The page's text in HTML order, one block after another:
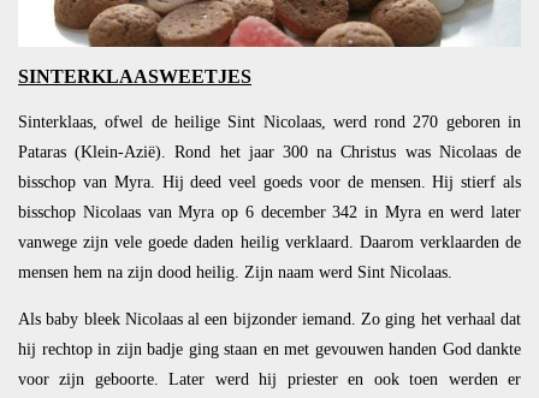
SINTERKLAASWEETJES
Sinterklaas, ofwel de heilige Sint Nicolaas, werd rond 270 geboren in
Pataras (Klein-Azië). Rond het jaar 300 na Christus was Nicolaas de
bisschop van Myra. Hij deed veel goeds voor de mensen. Hij stierf als
bisschop Nicolaas van Myra op 6 december 342 in Myra en werd later
vanwege zijn vele goede daden heilig verklaard. Daarom verklaarden de
mensen hem na zijn dood heilig. Zijn naam werd Sint Nicolaas.
Als baby bleek Nicolaas al een bijzonder iemand. Zo ging het verhaal dat
hij rechtop in zijn badje ging staan en met gevouwen handen God dankte
voor zijn geboorte. Later werd hij priester en ook toen werden er